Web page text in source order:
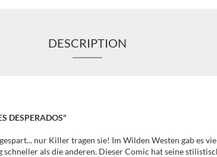
DESCRIPTION
DESPERADOS"
nur Killer tragen sie! Im Wilden Westen gab es
schneller als die anderen. Dieser Comic hat seine